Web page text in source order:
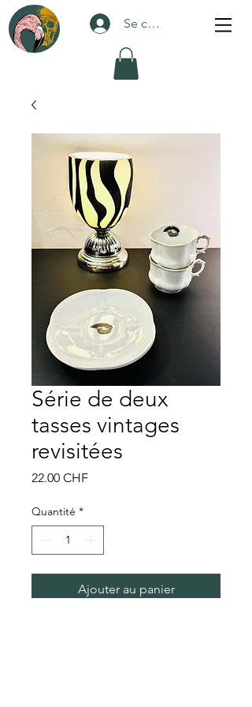
Se connecter
Série de deux
tasses vintages
revisitées
22.00 CHFPrix
Quantité *
Ajouter au panier